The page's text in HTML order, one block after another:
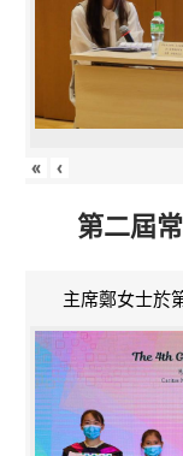
« ‹
第二屆
主席鄭女士於